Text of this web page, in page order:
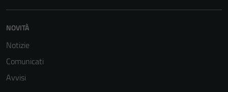
NOVITÀ
Notizie
Comunicati
Avvisi